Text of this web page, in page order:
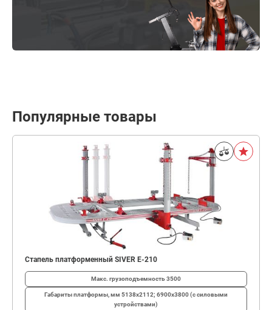
Популярные товары
Стапель платформенный SIVER E-210
Макс. грузоподъемность3500
Габариты платформы, мм 5138х2112; 6900х3800 (с силовыми
устройствами)